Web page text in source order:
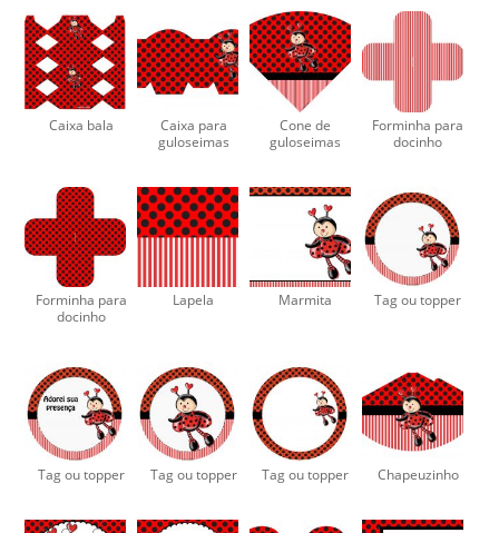
Caixa bala
Caixa para
guloseimas
Cone de
guloseimas
Forminha para
docinho
Forminha para
docinho
Lapela Marmita Tag ou topper
Tag ou topper Tag ou topper Tag ou topper Chapeuzinho